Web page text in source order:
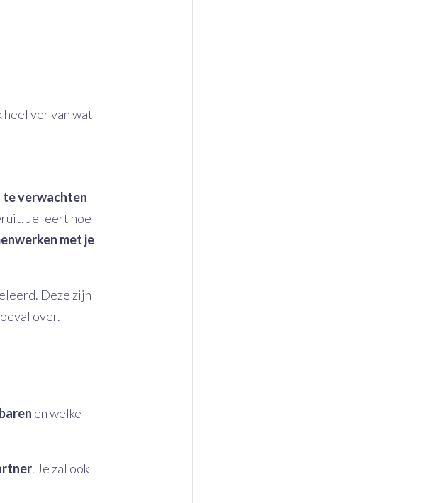
heel ver van wat
verwachten
Je leert hoe
met je
Deze zijn
over.
en welke
. Je zal ook